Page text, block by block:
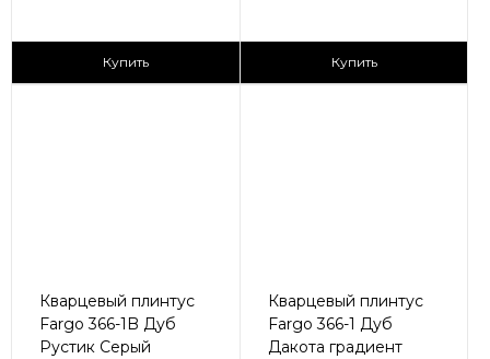
Купить Купить
Кварцевый плинтус
Fargo 366-1B Дуб
Рустик Серый
Кварцевый плинтус
Fargo 366-1 Дуб
Дакота градиент